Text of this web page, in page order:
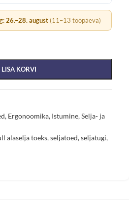
26.–28. august (11–13 tööpäeva)
LISA KORVI
, Ergonoomika, Istumine,Selja- ja
alaselja toeks,seljatoed,seljatugi,